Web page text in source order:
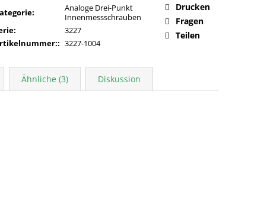
:
Analoge Drei-Punkt
Innenmessschrauben
:
3227
: 3227-1004
Drucken
Fragen
Teilen
Ähnliche (3) Diskussion